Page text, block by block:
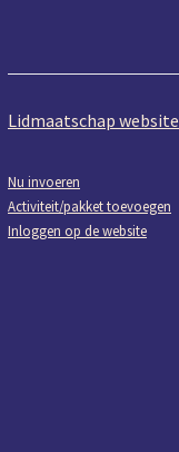
Lidmaatschap website
Nu invoeren
Activiteit/pakket toevoegen
Inloggen op de website